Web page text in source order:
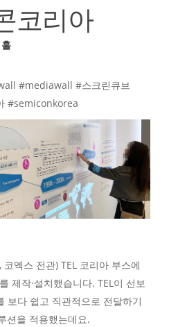
코리아
#mediawall #스크린큐브
#semiconkorea
엑스 전관) TEL 코리아 부스에
제작·설치했습니다. TEL이 선보
보다 쉽고 직관적으로 전달하기
션을 적용했는데요.